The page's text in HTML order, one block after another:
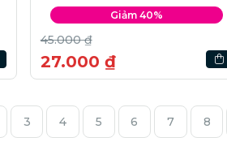
Giảm 40%
45.000 ₫
27.000 ₫
3 4 5 6 7 8